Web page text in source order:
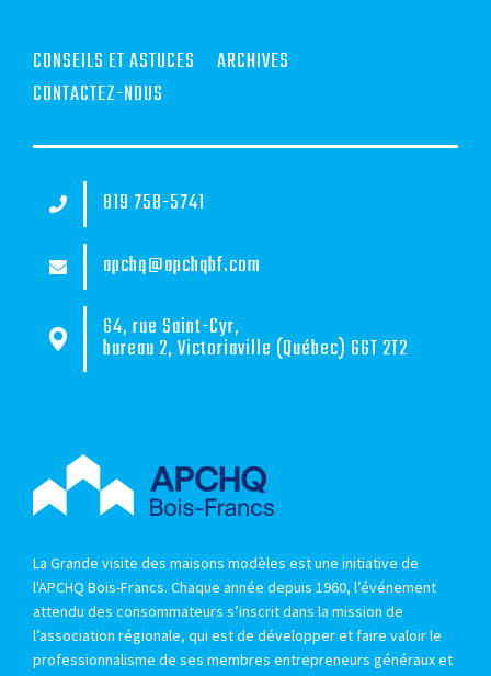
CONSEILS ET ASTUCES
ARCHIVES
CONTACTEZ-NOUS
819 758-5741
apchq@apchqbf.com
64, rue Saint-Cyr,
bureau 2, Victoriaville (Québec) G6T 2T2
La Grande visite des maisons modèles est une initiative de
l'APCHQ Bois-Francs. Chaque année depuis 1960, l’événement
attendu des consommateurs s’inscrit dans la mission de
l’association régionale, qui est de développer et faire valoir le
professionnalisme de ses membres entrepreneurs généraux et